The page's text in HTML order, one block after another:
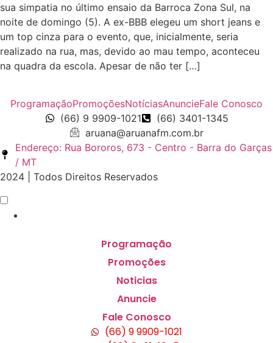
sua simpatia no último ensaio da Barroca Zona Sul, na
noite de domingo (5). A ex-BBB elegeu um short jeans e
um top cinza para o evento, que, inicialmente, seria
realizado na rua, mas, devido ao mau tempo, aconteceu
na quadra da escola. Apesar de não ter […]
ProgramaçãoPromoçõesNotíciasAnuncieFale Conosco
(66) 9 9909-1021
(66) 3401-1345
aruana@aruanafm.com.br
Endereço: Rua Bororos, 673 - Centro - Barra do Garças
/ MT
2024 | Todos Direitos Reservados
Programação
Promoções
Noticias
Anuncie
Fale Conosco
(66) 9 9909-1021